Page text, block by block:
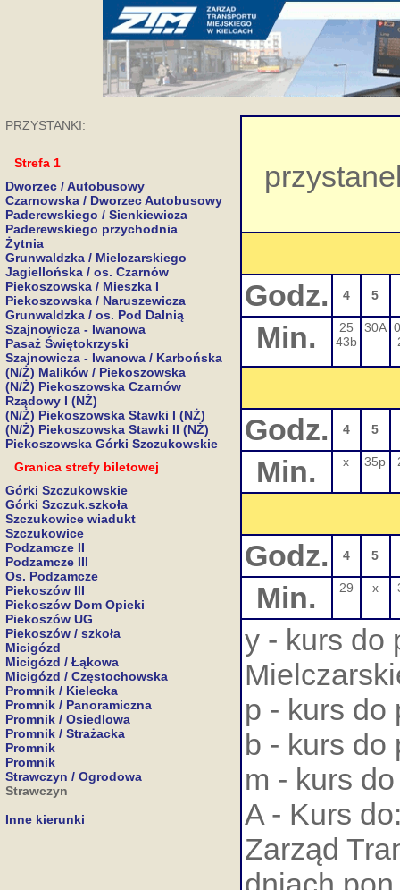
PRZYSTANKI:
Strefa 1
Dworzec / Autobusowy
Czarnowska / Dworzec Autobusowy
Paderewskiego / Sienkiewicza
Paderewskiego przychodnia
Żytnia
Grunwaldzka / Mielczarskiego
Jagiellońska / os. Czarnów
Piekoszowska / Mieszka I
Piekoszowska / Naruszewicza
Grunwaldzka / os. Pod Dalnią
Szajnowicza - Iwanowa
Pasaż Świętokrzyski
Szajnowicza - Iwanowa / Karbońska
(N/Ż) Malików / Piekoszowska
(N/Ż) Piekoszowska Czarnów
Rządowy I (NŻ)
(N/Ż) Piekoszowska Stawki I (NŻ)
(N/Ż) Piekoszowska Stawki II (NŻ)
Piekoszowska Górki Szczukowskie
Granica strefy biletowej
Górki Szczukowskie
Górki Szczuk.szkoła
Szczukowice wiadukt
Szczukowice
Podzamcze II
Podzamcze III
Os. Podzamcze
Piekoszów III
Piekoszów Dom Opieki
Piekoszów UG
Piekoszów / szkoła
Micigózd
Micigózd / Łąkowa
Micigózd / Częstochowska
Promnik / Kielecka
Promnik / Panoramiczna
Promnik / Osiedlowa
Promnik / Strażacka
Promnik
Promnik
Strawczyn / Ogrodowa
Strawczyn
Inne kierunki
Godz. 4 5
Min.
25
43b
30A
Godz. 4 5
Min. x 35p
Godz. 4 5
Min. 29 x
y - kurs do
p - kurs do
b - kurs do
m - kurs
A - Kurs
Zarząd